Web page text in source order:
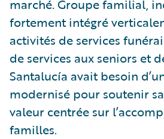
marché. Groupe familial,
fortement intégré
activités de services
de services aux seniors et
Santalucía avait besoin
modernisé pour soutenir
valeur centrée sur
familles.